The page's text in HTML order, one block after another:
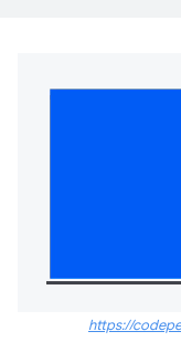
https://